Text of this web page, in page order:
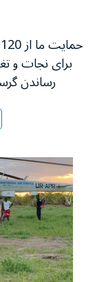
برای نجات و
رساندن